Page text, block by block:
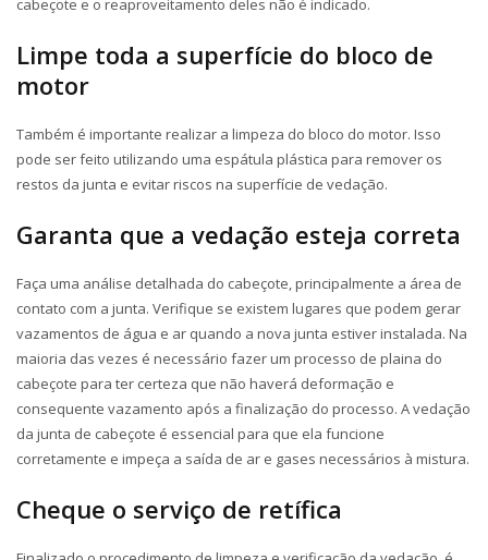
cabeçote e o reaproveitamento deles não é indicado.
Limpe toda a superfície do bloco de
motor
Também é importante realizar a limpeza do bloco do motor. Isso
pode ser feito utilizando uma espátula plástica para remover os
restos da junta e evitar riscos na superfície de vedação.
Garanta que a vedação esteja correta
Faça uma análise detalhada do cabeçote, principalmente a área de
contato com a junta. Verifique se existem lugares que podem gerar
vazamentos de água e ar quando a nova junta estiver instalada. Na
maioria das vezes é necessário fazer um processo de plaina do
cabeçote para ter certeza que não haverá deformação e
consequente vazamento após a finalização do processo. A vedação
da junta de cabeçote é essencial para que ela funcione
corretamente e impeça a saída de ar e gases necessários à mistura.
Cheque o serviço de retífica